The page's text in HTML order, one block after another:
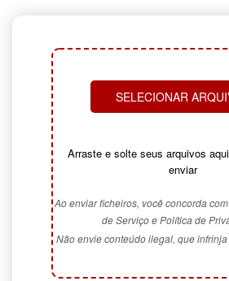
SELECIONAR
Arraste e solte seus arquivos
enviar
Ao enviar ficheiros, você concorda
de Serviço e Política de
Não envie conteúdo ilegal, que